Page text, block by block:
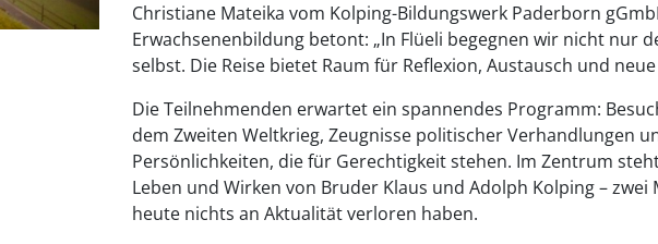
Christiane Mateika vom Kolping-Bildungswerk Paderborn
Erwachsenenbildung betont: „In Flüeli begegnen wir nicht nur
selbst. Die Reise bietet Raum für Reflexion, Austausch und
Die Teilnehmenden erwartet ein spannendes Programm:
dem Zweiten Weltkrieg, Zeugnisse politischer Verhandlungen
Persönlichkeiten, die für Gerechtigkeit stehen. Im Zentrum
Leben und Wirken von Bruder Klaus und Adolph Kolping –
heute nichts an Aktualität verloren haben.